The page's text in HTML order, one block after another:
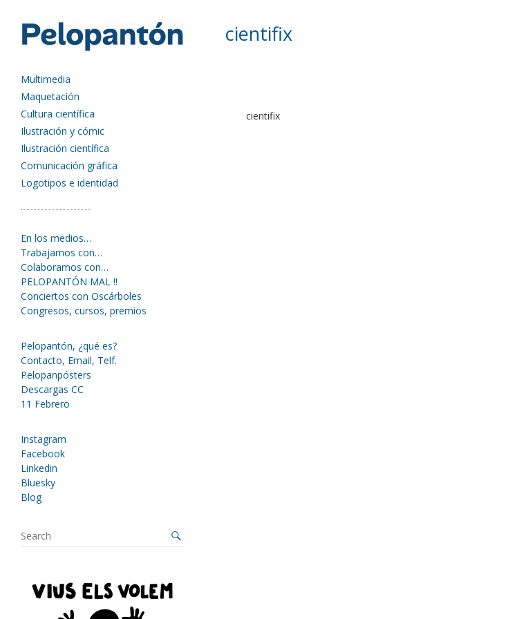
Multimedia
Maquetación
Cultura científica
Ilustración y cómic
Ilustración científica
Comunicación gráfica
Logotipos e identidad
cientifix
cientifix
En los medios…
Trabajamos con…
Colaboramos con…
PELOPANTÓN MAL !!
Conciertos con Oscárboles
Congresos, cursos, premios
Pelopantón, ¿qué es?
Contacto, Email, Telf.
Pelopanpósters
Descargas CC
11 Febrero
Instagram
Facebook
Linkedin
Bluesky
Blog
S
e